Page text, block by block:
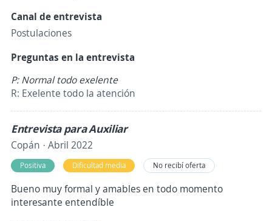
Canal de entrevista
Postulaciones
Preguntas en la entrevista
P: Normal todo exelente
R: Exelente todo la atención
Entrevista para Auxiliar
Copán · Abril 2022
Positiva Dificultad media No recibí oferta
Bueno muy formal y amables en todo momento
interesante entendíble